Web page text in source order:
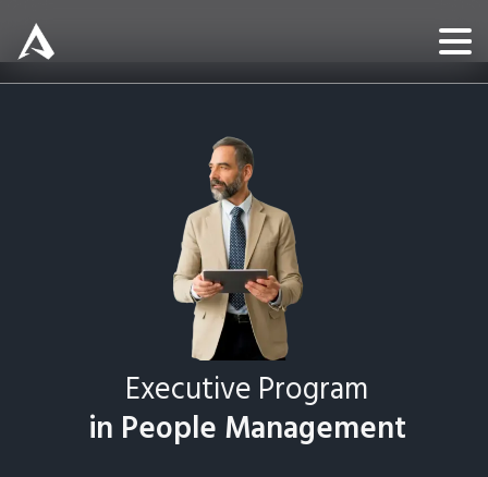
Executive Program
in People Management